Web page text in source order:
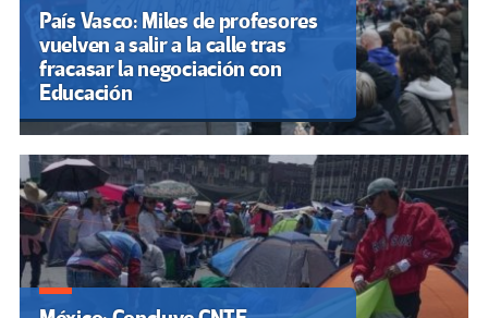
País Vasco: Miles de profesores
vuelven a salir a la calle tras
fracasar la negociación con
Educación